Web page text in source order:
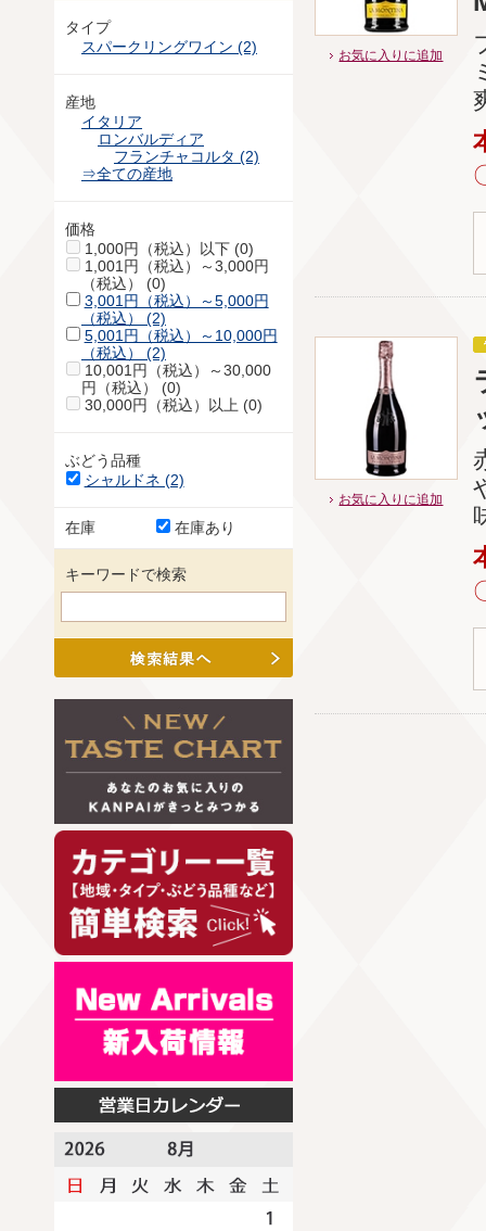
お気に入りに追加
お気に入りに追加
タイプ
スパークリングワイン (2)
産地
イタリア
ロンバルディア
フランチャコルタ (2)
⇒全ての産地
価格
1,000円（税込）以下 (0)
1,001円（税込）～3,000円
（税込） (0)
3,001円（税込）～5,000円
（税込） (2)
5,001円（税込）～10,000円
（税込） (2)
10,001円（税込）～30,000
円（税込） (0)
30,000円（税込）以上 (0)
ぶどう品種
シャルドネ (2)
在庫 在庫あり
キーワードで検索